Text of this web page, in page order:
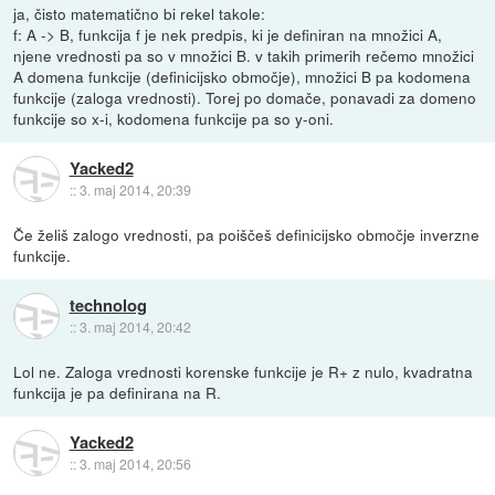
ja, čisto matematično bi rekel takole:
f: A -> B, funkcija f je nek predpis, ki je definiran na množici A,
njene vrednosti pa so v množici B. v takih primerih rečemo množici
A domena funkcije (definicijsko območje), množici B pa kodomena
funkcije (zaloga vrednosti). Torej po domače, ponavadi za domeno
funkcije so x-i, kodomena funkcije pa so y-oni.
Yacked2
::3. maj 2014, 20:39
Če želiš zalogo vrednosti, pa poiščeš definicijsko območje inverzne
funkcije.
technolog
::3. maj 2014, 20:42
Lol ne. Zaloga vrednosti korenske funkcije je R+ z nulo, kvadratna
funkcija je pa definirana na R.
Yacked2
::3. maj 2014, 20:56